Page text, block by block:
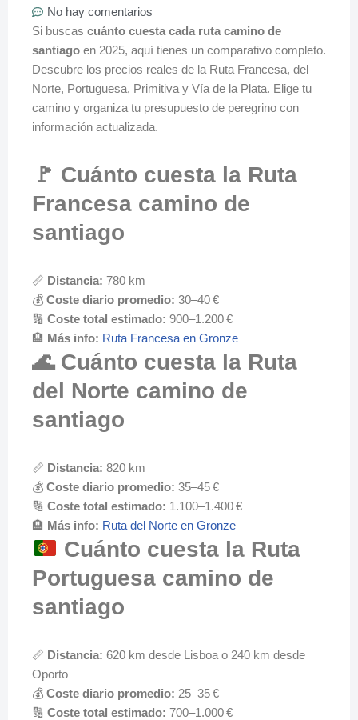
No hay comentarios
Si buscas cuánto cuesta cada ruta camino de
santiago en 2025, aquí tienes un comparativo completo.
Descubre los precios reales de la Ruta Francesa, del
Norte, Portuguesa, Primitiva y Vía de la Plata. Elige tu
camino y organiza tu presupuesto de peregrino con
información actualizada.
🚩 Cuánto cuesta la Ruta
Francesa camino de
santiago
📏 Distancia: 780 km
💰 Coste diario promedio: 30–40 €
🔢 Coste total estimado: 900–1.200 €
🏨 Más info: Ruta Francesa en Gronze
🌊 Cuánto cuesta la Ruta
del Norte camino de
santiago
📏 Distancia: 820 km
💰 Coste diario promedio: 35–45 €
🔢 Coste total estimado: 1.100–1.400 €
🏨 Más info: Ruta del Norte en Gronze
Cuánto cuesta la Ruta
Portuguesa camino de
santiago
📏 Distancia: 620 km desde Lisboa o 240 km desde
Oporto
💰 Coste diario promedio: 25–35 €
🔢 Coste total estimado: 700–1.000 €